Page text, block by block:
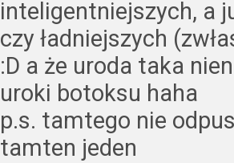
inteligentniejszych, a
czy ładniejszych
:D a że uroda taka
uroki botoksu haha
p.s. tamtego nie
tamten jeden